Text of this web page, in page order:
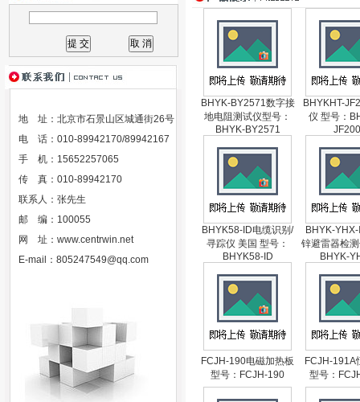
地 址：北京市石景山区城通街26号
电 话：010-89942170/89942167
手 机：15652257065
传 真：010-89942170
联系人：张先生
邮 编：100055
网 址： www.centrwin.net
E-mail： 805247549@qq.com
BHYK-BY2571数字接
地电阻测试仪型号：
BHYK-BY2571
BHYKHT-
仪 型号：
BHYK58-ID电缆识别/
寻踪仪 美国 型号：
BHYK58-ID
BHYK-
锌避雷器检
BHYK-
FCJH-190电磁加热板
型号：FCJH-190
FCJH-191A
型号：